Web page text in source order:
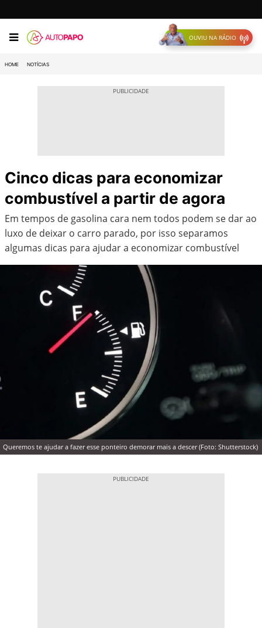
OUVIU NA RÁDIO
HOME NOTÍCIAS
Cinco dicas para economizar
combustível a partir de agora
Em tempos de gasolina cara nem todos podem se dar ao
luxo de deixar o carro parado, por isso separamos
algumas dicas para ajudar a economizar combustível
Queremos te ajudar a fazer esse ponteiro demorar mais a descer (Foto: Shutterstock)